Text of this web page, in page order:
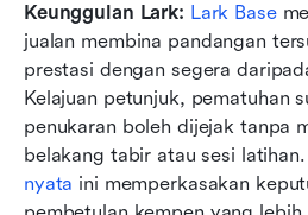
Keunggulan Lark: Lark Base
jualan membina pandangan
prestasi dengan segera
Kelajuan petunjuk, pematuhan
penukaran boleh dijejak tanpa
belakang tabir atau sesi latihan.
nyata ini memperkasakan